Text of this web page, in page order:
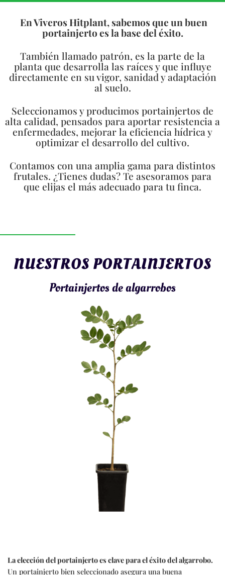
En Viveros Hitplant, sabemos que un buen
portainjerto es la base del éxito.
También llamado patrón, es la parte de la
planta que desarrolla las raíces y que influye
directamente en su vigor, sanidad y adaptación
al suelo.
Seleccionamos y producimos portainjertos de
alta calidad, pensados para aportar resistencia a
enfermedades, mejorar la eficiencia hídrica y
optimizar el desarrollo del cultivo.
Contamos con una amplia gama para distintos
frutales. ¿Tienes dudas? Te asesoramos para
que elijas el más adecuado para tu finca.
NUESTROS PORTAINJERTOS
Portainjertos de algarrobos
La elección del portainjerto es clave para el éxito del algarrobo.
Un portainjerto bien seleccionado asegura una buena